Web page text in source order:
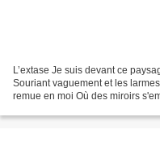
L’extase Je suis devant ce
Souriant vaguement et les
remue en moi Où des miroirs